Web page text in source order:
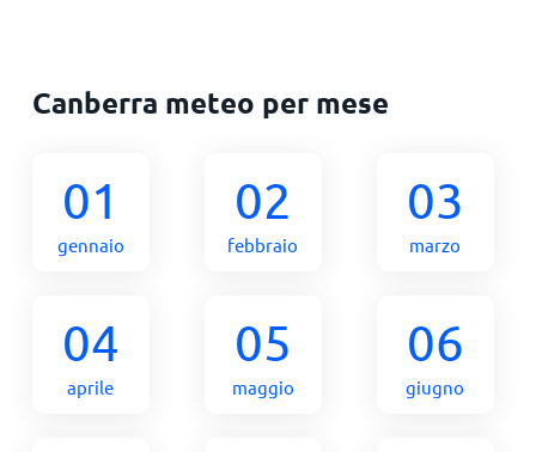
Canberra meteo per mese
01
gennaio
02
febbraio
03
marzo
04
aprile
05
maggio
06
giugno